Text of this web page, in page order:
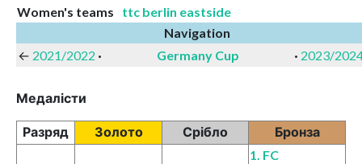
Women's teams
ttc berlin eastside
Navigation
← 2021/2022 · Germany Cup · 2023/
Медалісти
Разряд Золото Срібло Бронза
1. FC